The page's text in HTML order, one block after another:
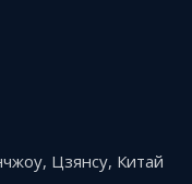
Цзянсу, Китай